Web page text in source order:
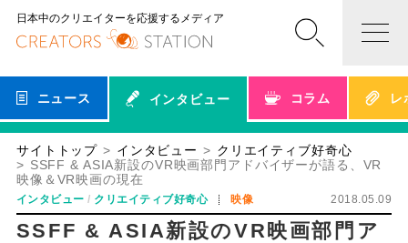
日本中のクリエイターを応援するメディア
ニュース インタビュー コラム レ
サイトトップ インタビュー
クリエイティブ好奇心
SSFF & ASIA新設のVR映画部門アドバイザーが語る、VR
映像＆VR映画の現在
インタビュー クリエイティブ好奇心 映像 2018.05.09
SSFF & ASIA新設のVR映画部門ア